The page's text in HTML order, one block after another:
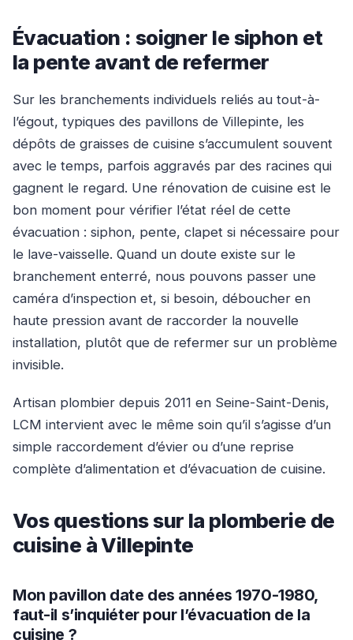
Évacuation : soigner le siphon et
la pente avant de refermer
Sur les branchements individuels reliés au tout-à-
l’égout, typiques des pavillons de Villepinte, les
dépôts de graisses de cuisine s’accumulent souvent
avec le temps, parfois aggravés par des racines qui
gagnent le regard. Une rénovation de cuisine est le
bon moment pour vérifier l’état réel de cette
évacuation : siphon, pente, clapet si nécessaire pour
le lave-vaisselle. Quand un doute existe sur le
branchement enterré, nous pouvons passer une
caméra d’inspection et, si besoin, déboucher en
haute pression avant de raccorder la nouvelle
installation, plutôt que de refermer sur un problème
invisible.
Artisan plombier depuis 2011 en Seine-Saint-Denis,
LCM intervient avec le même soin qu’il s’agisse d’un
simple raccordement d’évier ou d’une reprise
complète d’alimentation et d’évacuation de cuisine.
Vos questions sur la plomberie de
cuisine à Villepinte
Mon pavillon date des années 1970-1980,
faut-il s’inquiéter pour l’évacuation de la
cuisine ?